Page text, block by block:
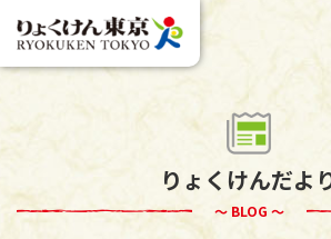
りょくけんだよ
～ BLOG ～